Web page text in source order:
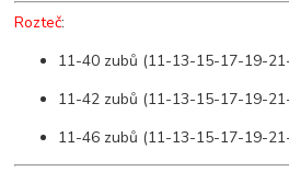
Rozteč:
11-40 zubů (11-13-15-17-19-
11-42 zubů (11-13-15-17-19-
11-46 zubů (11-13-15-17-19-